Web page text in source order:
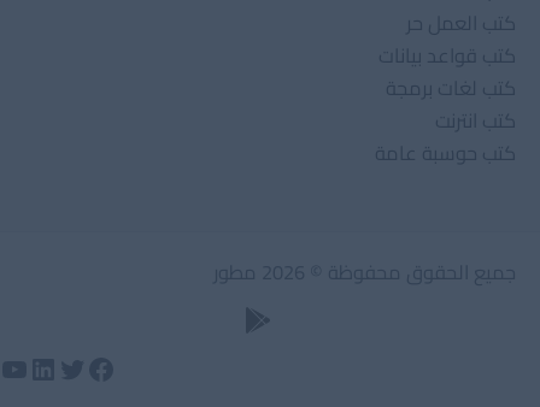
كتب العمل حر
كتب قواعد بيانات
كتب لغات برمجة
كتب انترنت
كتب حوسبة عامة